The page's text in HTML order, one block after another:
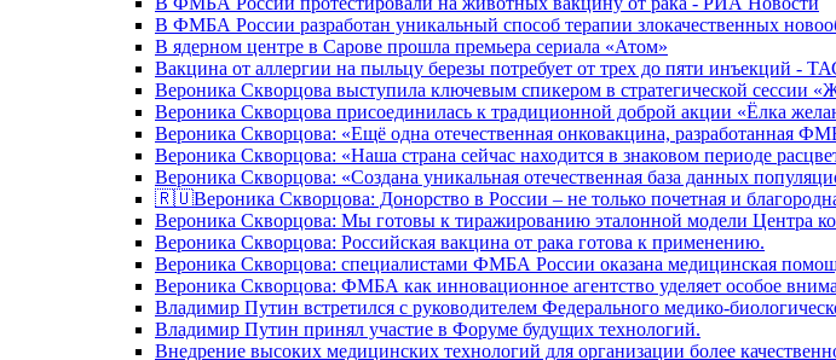
В ФМБА России разработан уникальный способ терапии злокачественных
В ядерном центре в Сарове прошла премьера сериала «Атом»
Вакцина от аллергии на пыльцу березы потребует от трех до пяти инъекций -
Вероника Скворцова выступила ключевым спикером в стратегической сессии
Вероника Скворцова присоединилась к традиционной доброй акции «Ёлка
Вероника Скворцова: «Ещё одна отечественная онковакцина, разработанная
Вероника Скворцова: «Наша страна сейчас находится в знаковом периоде
Вероника Скворцова: «Создана уникальная отечественная база данных
🇷🇺Вероника Скворцова: Донорство в России – не только почетная и
Вероника Скворцова: Мы готовы к тиражированию эталонной модели Центра
Вероника Скворцова: Российская вакцина от рака готова к применению.
Вероника Скворцова: специалистами ФМБА России оказана медицинская
Вероника Скворцова: ФМБА как инновационное агентство уделяет особое
Владимир Путин встретился с руководителем Федерального медико-
Владимир Путин принял участие в Форуме будущих технологий.
Внедрение высоких медицинских технологий для организации более